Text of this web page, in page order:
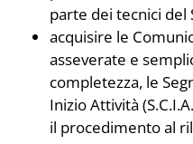
parte dei tecnici del
acquisire le
asseverate e
completezza, le
Inizio Attività
il procedimento al